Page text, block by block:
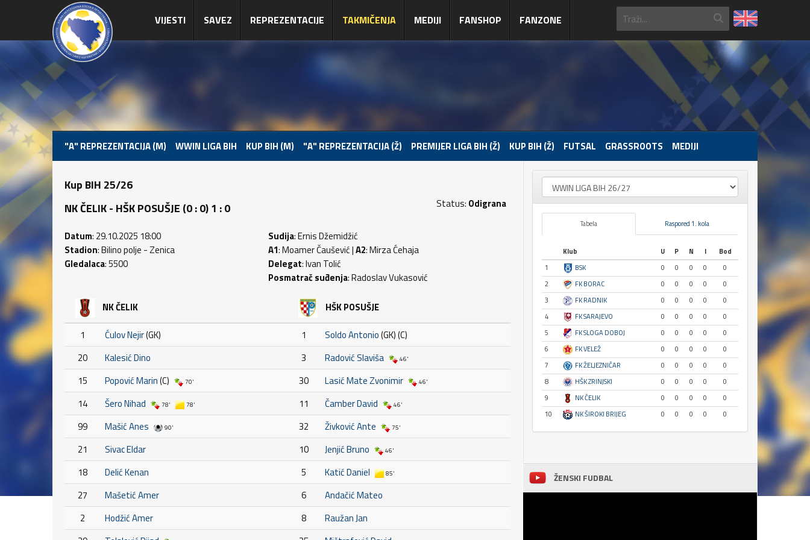
VIJESTI SAVEZ REPREZENTACIJE TAKMIČENJA MEDIJI FANSHOP FANZONE
"A" REPREZENTACIJA (M) WWIN LIGA BIH KUP BIH (M) "A" REPREZENTACIJA (Ž) PREMIJER LIGA BIH (Ž) KUP BIH (Ž) FUTSAL GRASSROOTS MEDIJI
Kup BIH 25/26
NK ČELIK - HŠK POSUŠJE (0 : 0) 1 : 0
Status: Odigrana
Datum: 29.10.2025 18:00
Stadion: Bilino polje - Zenica
Gledalaca: 5500
Sudija: Ernis Džemidžić
A1: Moamer Čaušević |A2: Mirza Ćehaja
Delegat: Ivan Tolić
Posmatrač suđenja: Radoslav Vukasović
NK ČELIK
1 Ćulov Nejir(GK)
20
Kalesić Dino
15
Popović Marin(C) 70'
14 Šero Nihad 78' 78'
99 Mašić Anes 90'
21
Sivac Eldar
18
Delić Kenan
27
Mašetić Amer
2
Hodžić Amer
HŠK POSUŠJE
1 Soldo Antonio(GK) (C)
3
Radović Slaviša 46'
30 Lasić Mate Zvonimir 46'
11 Čamber David 46'
32 Živković Ante 75'
10 Jenjić Bruno 46'
5 Katić Daniel 85'
6
Andačić Mateo
8
Raužan Jan
Tabela Raspored 1. kola
Klub U P N I
Bod
1
BSK 0 0 0 0
0
2
FK BORAC 0 0 0 0
0
3
FK RADNIK 0 0 0 0
0
4
FK SARAJEVO 0 0 0 0
0
5
FK SLOGA DOBOJ 0 0 0 0
0
6
FK VELEŽ 0 0 0 0
0
7
FK ŽELJEZNIČAR 0 0 0 0
0
8
HŠK ZRINJSKI 0 0 0 0
0
9
NK ČELIK 0 0 0 0
0
10
NK ŠIROKI BRIJEG 0 0 0 0 0
ŽENSKI FUDBAL